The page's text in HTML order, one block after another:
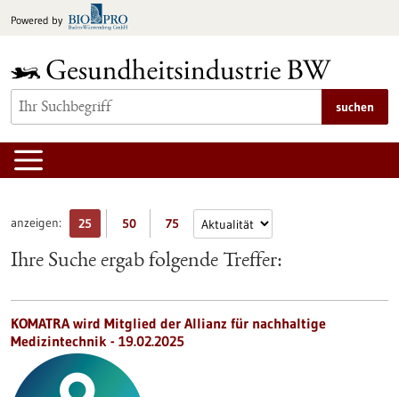
Inhalt
Powered by
suchen
anzeigen: 25 50 75
Ihre Suche ergab folgende Treffer:
KOMATRA wird Mitglied der Allianz für nachhaltige
Medizintechnik - 19.02.2025